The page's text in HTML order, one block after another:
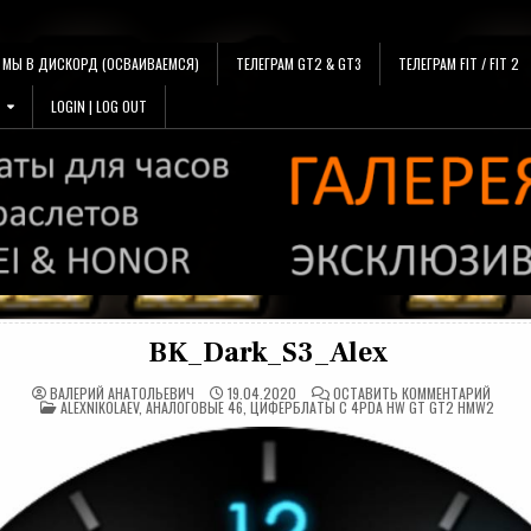
МЫ В ДИСКОРД (ОСВАИВАЕМСЯ) ТЕЛЕГРАМ GT2 & GT3 ТЕЛЕГРАМ FIT / FIT 2
LOGIN | LOG OUT
BK_Dark_S3_Alex
ВАЛЕРИЙ АНАТОЛЬЕВИЧ 19.04.2020 ОСТАВИТЬ КОММЕНТАРИЙ
ОПУБЛИКОВАНО
В
ALEXNIKOLAEV,АНАЛОГОВЫЕ 46 ,ЦИФЕРБЛАТЫ С 4PDA HW GT GT2 HMW2